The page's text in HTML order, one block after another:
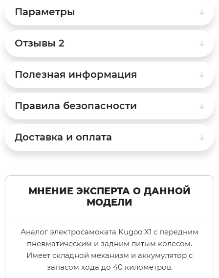
Syccyba
Volteco
Wellness
White
Xiaomi
xDevice
Параметры
Отзывы 2
Полезная информация
Правила безопасности
Доставка и оплата
МНЕНИЕ ЭКСПЕРТА О ДАННОЙ
МОДЕЛИ
Аналог электросамоката Kugoo X1 с передним
пневматическим и задним литым колесом.
Имеет складной механизм и аккумулятор с
запасом хода до 40 километров.